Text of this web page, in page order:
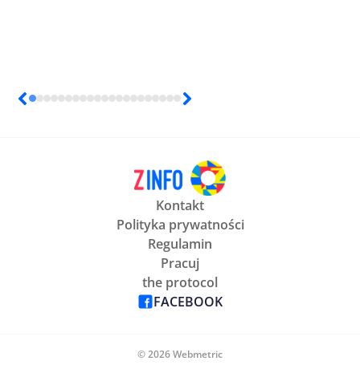
Kontakt
Polityka prywatności
Regulamin
Pracuj
the protocol
FACEBOOK
© 2026 Webmetric